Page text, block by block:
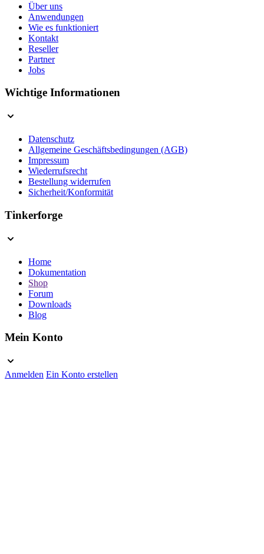
Über uns
Anwendungen
Wie es funktioniert
Kontakt
Reseller
Partner
Jobs
Wichtige Informationen
Datenschutz
Allgemeine Geschäftsbedingungen (AGB)
Impressum
Wiederrufsrecht
Bestellung widerrufen
Sicherheit/Konformität
Tinkerforge
Home
Dokumentation
Shop
Forum
Downloads
Blog
Mein Konto
Anmelden Ein Konto erstellen